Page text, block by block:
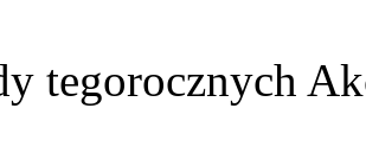
tegorocznych